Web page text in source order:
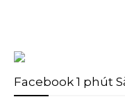
Facebook 1 phút